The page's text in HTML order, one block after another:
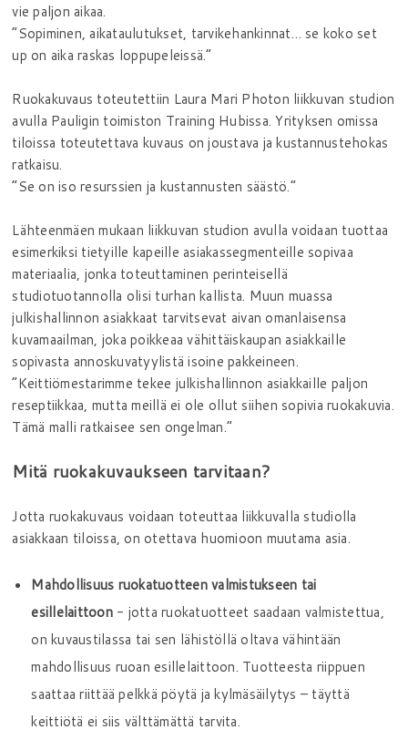
vie paljon aikaa.
”Sopiminen, aikataulutukset, tarvikehankinnat… se koko set
up on aika raskas loppupeleissä.”
Ruokakuvaus toteutettiin Laura Mari Photon liikkuvan studion
avulla Pauligin toimiston Training Hubissa. Yrityksen omissa
tiloissa toteutettava kuvaus on joustava ja kustannustehokas
ratkaisu.
”Se on iso resurssien ja kustannusten säästö.”
Lähteenmäen mukaan liikkuvan studion avulla voidaan tuottaa
esimerkiksi tietyille kapeille asiakassegmenteille sopivaa
materiaalia, jonka toteuttaminen perinteisellä
studiotuotannolla olisi turhan kallista. Muun muassa
julkishallinnon asiakkaat tarvitsevat aivan omanlaisensa
kuvamaailman, joka poikkeaa vähittäiskaupan asiakkaille
sopivasta annoskuvatyylistä isoine pakkeineen.
”Keittiömestarimme tekee julkishallinnon asiakkaille paljon
reseptiikkaa, mutta meillä ei ole ollut siihen sopivia ruokakuvia.
Tämä malli ratkaisee sen ongelman.”
Mitä ruokakuvaukseen tarvitaan?
Jotta ruokakuvaus voidaan toteuttaa liikkuvalla studiolla
asiakkaan tiloissa, on otettava huomioon muutama asia.
Mahdollisuus ruokatuotteen valmistukseen tai
esillelaittoon- jotta ruokatuotteet saadaan valmistettua,
on kuvaustilassa tai sen lähistöllä oltava vähintään
mahdollisuus ruoan esillelaittoon. Tuotteesta riippuen
saattaa riittää pelkkä pöytä ja kylmäsäilytys – täyttä
keittiötä ei siis välttämättä tarvita.